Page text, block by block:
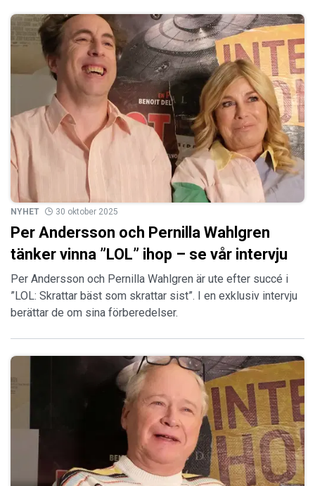
NYHET 30 oktober 2025
Per Andersson och Pernilla Wahlgren
tänker vinna ”LOL” ihop – se vår intervju
Per Andersson och Pernilla Wahlgren är ute efter succé i
”LOL: Skrattar bäst som skrattar sist”. I en exklusiv intervju
berättar de om sina förberedelser.